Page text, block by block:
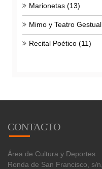
Marionetas (13)
Mimo y Teatro Gestual
Recital Poético (11)
CONTACTO
Área de Cultura y Deportes
Ronda de San Francisco, s/n,